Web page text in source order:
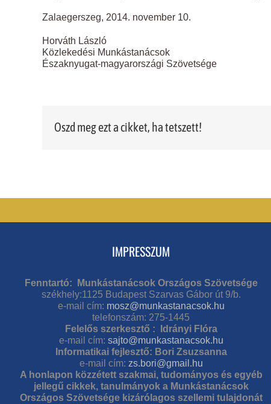
Zalaegerszeg, 2014. november 10.
Horváth László
Közlekedési Munkástanácsok
Északnyugat-magyarországi Szövetsége
Oszd meg ezt a cikket, ha tetszett!
IMPRESSZUM
Fenntartó: Munkástanácsok Országos Szövetsége
székhely:1125 Budapest Szarvas Gábor út 9/b.
e-mail cím: mosz@munkastanacsok.hu
telefonszám: 275-1445
Felelős szerkesztő : Idrányi Flóra
e-mail cím: sajto@munkastanacsok.hu
Informatikai fejlesztő: Bori Zsuzsanna
e-mail cím: zs.bori@gmail.hu
A honlapon közzétett szakmai, tudományos és egyéb
jellegű cikkek, tanulmányok a Munkástanácsok
Országos Szövetsége kizárólagos szellemi tulajdonát